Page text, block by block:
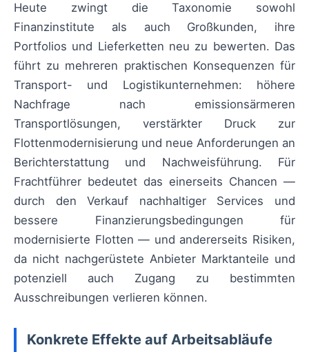
Heute zwingt die Taxonomie sowohl
Finanzinstitute als auch Großkunden, ihre
Portfolios und Lieferketten neu zu bewerten. Das
führt zu mehreren praktischen Konsequenzen für
Transport- und Logistikunternehmen: höhere
Nachfrage nach emissionsärmeren
Transportlösungen, verstärkter Druck zur
Flottenmodernisierung und neue Anforderungen an
Berichterstattung und Nachweisführung. Für
Frachtführer bedeutet das einerseits Chancen —
durch den Verkauf nachhaltiger Services und
bessere Finanzierungsbedingungen für
modernisierte Flotten — und andererseits Risiken,
da nicht nachgerüstete Anbieter Marktanteile und
potenziell auch Zugang zu bestimmten
Ausschreibungen verlieren können.
Konkrete Effekte auf Arbeitsabläufe